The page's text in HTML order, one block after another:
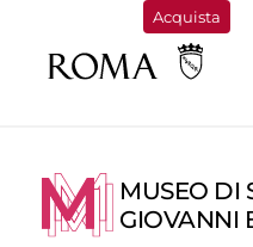
Acquista
MUSEO DI
GIOVANNI